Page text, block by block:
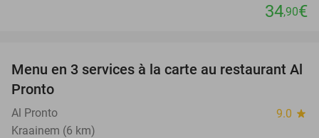
34,90€
38%
Menu en 3 services à la carte au restaurant Al
Pronto
Al Pronto 9.0 star
Kraainem (6 km)